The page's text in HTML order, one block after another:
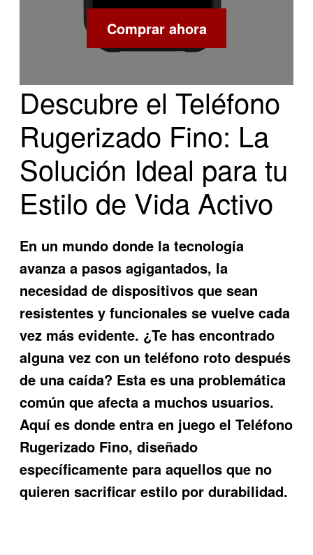
Comprar ahora
Descubre el Teléfono
Rugerizado Fino: La
Solución Ideal para tu
Estilo de Vida Activo
En un mundo donde la tecnología
avanza a pasos agigantados, la
necesidad de dispositivos que sean
resistentes y funcionales se vuelve cada
vez más evidente. ¿Te has encontrado
alguna vez con un teléfono roto después
de una caída? Esta es una problemática
común que afecta a muchos usuarios.
Aquí es donde entra en juego elTeléfono
Rugerizado Fino, diseñado
específicamente para aquellos que no
quieren sacrificar estilo por durabilidad.